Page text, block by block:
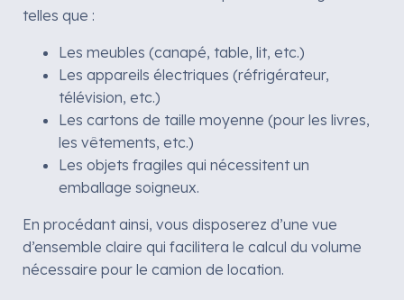
telles que :
Les meubles (canapé, table, lit, etc.)
Les appareils électriques (réfrigérateur,
télévision, etc.)
Les cartons de taille moyenne (pour les livres,
les vêtements, etc.)
Les objets fragiles qui nécessitent un
emballage soigneux.
En procédant ainsi, vous disposerez d’une vue
d’ensemble claire qui facilitera le calcul du volume
nécessaire pour le camion de location.